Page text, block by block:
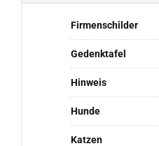
Firmenschilder
Gedenktafel
Hinweis
Hunde
Katzen